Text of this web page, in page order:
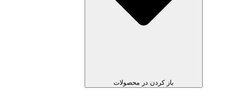
باز کردن در محصولات